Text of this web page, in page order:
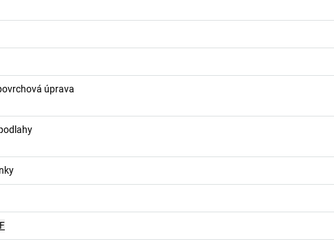
úprava